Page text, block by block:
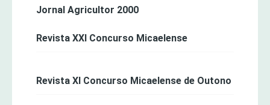
Jornal Agricultor 2000
Revista XXI Concurso Micaelense
Revista XI Concurso Micaelense de Outono